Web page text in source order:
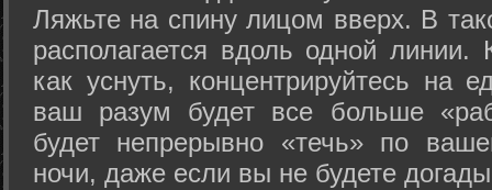
Ляжьте на спину лицом вверх. В
располагается вдоль одной
как уснуть, концентрируйтесь на
ваш разум будет все больше
будет непрерывно «течь» по
ночи, даже если вы не будете